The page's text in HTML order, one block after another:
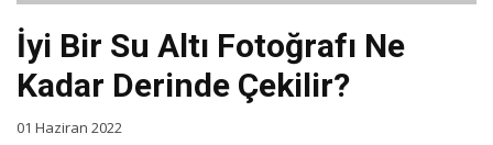
İyi Bir Su Altı Fotoğrafı Ne
Kadar Derinde Çekilir?
01 Haziran 2022